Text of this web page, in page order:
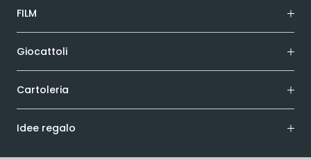
FILM
Giocattoli
Cartoleria
Idee regalo